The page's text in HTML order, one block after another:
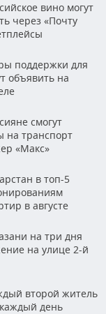
вино могут
через «Почту
поддержки для
объявить на
смогут
на транспорт
«Макс»
в топ-5
в августе
на три дня
на улице 2-й
второй житель
день